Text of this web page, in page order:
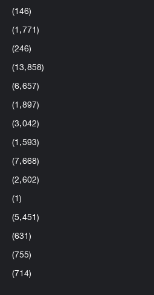
(146)
(1٬771)
(246)
(13٬858)
(6٬657)
(1٬897)
(3٬042)
(1٬593)
(7٬668)
(2٬602)
(1)
(5٬451)
(631)
(755)
(714)